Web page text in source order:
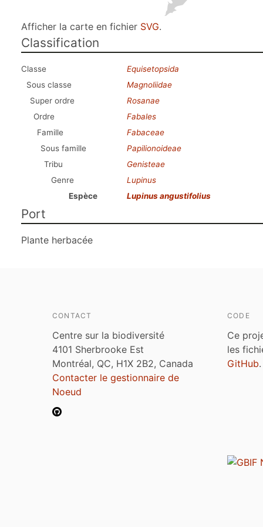
Afficher la carte en fichier SVG.
Classification
Classe
Equisetopsida
Sous classe
Magnoliidae
Super ordre
Rosanae
Ordre
Fabales
Famille
Fabaceae
Sous famille
Papilionoideae
Tribu
Genisteae
Genre
Lupinus
Espèce
Lupinus angustifolius
Port
Plante herbacée
CONTACT
Centre sur la biodiversité
4101 Sherbrooke Est
Montréal, QC, H1X 2B2, Canada
Contacter le gestionnaire de
Noeud
CODE
Ce
les
GitHub.